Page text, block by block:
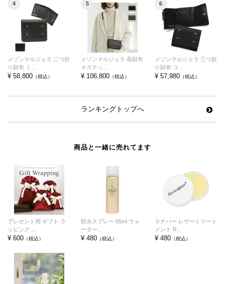
4
メゾンマルジェラ 二つ折
り財布 ミ...
¥ 58,800 （税込）
5
メゾンマルジェラ 長財布
４ステッ...
¥ 106,800 （税込）
6
メゾンマルジェラ 三つ折
り財布 コ...
¥ 57,980（税込）
ランキングトップへ
商品と一緒に売れてます
プレゼント用 ギフト ラ
ッピング ...
¥ 600 （税込）
防水スプレー 65ml ウォ
ーター...
¥ 480 （税込）
ラナパー レザートリート
メント R...
¥ 480（税込）